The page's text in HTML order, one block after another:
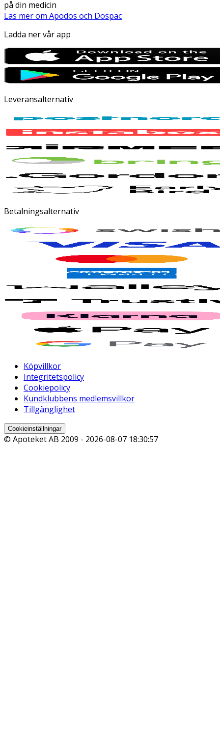
på din medicin
Läs mer om Apodos och Dospac
Ladda ner vår app
Leveransalternativ
Betalningsalternativ
Köpvillkor
Integritetspolicy
Cookiepolicy
Kundklubbens medlemsvillkor
Tillgänglighet
Cookieinställningar
© Apoteket AB 2009 - 2026-08-07 18:30:57